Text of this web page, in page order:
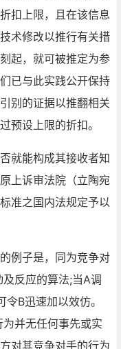
扣上限，且在该信息
术修改以推行有关措
起，就可被推定为参
已与此实践公开保持
别的证据以推翻相关
预设上限的折扣。
就能构成其接收者知
上诉审法院（立陶宛
准之国内法规定予以
例子是，同为竞争对
反应的算法;当A调
B迅速加以效仿。
并无任何事先或实
对其竞争对手的行为